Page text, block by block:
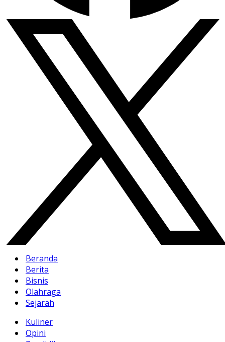
Beranda
Berita
Bisnis
Olahraga
Sejarah
Kuliner
Opini